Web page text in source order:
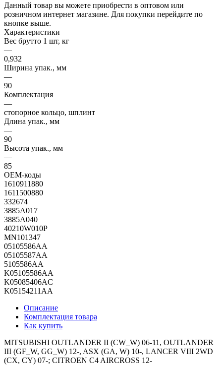
Данный товар вы можете приобрести в оптовом или
розничном интернет магазине. Для покупки перейдите по
кнопке выше.
Характеристики
Вес брутто 1 шт, кг
—
0,932
Ширина упак., мм
—
90
Комплектация
—
стопорное кольцо, шплинт
Длина упак., мм
—
90
Высота упак., мм
—
85
OEM-коды
1610911880
1611500880
332674
3885A017
3885A040
40210W010P
MN101347
05105586AA
05105587AA
5105586AA
K05105586AA
K05085406AC
K05154211AA
Описание
Комплектация товара
Как купить
MITSUBISHI OUTLANDER II (CW_W) 06-11, OUTLANDER
III (GF_W, GG_W) 12-, ASX (GA, W) 10-, LANCER VIII 2WD
(CX, CY) 07-; CITROEN C4 AIRCROSS 12-